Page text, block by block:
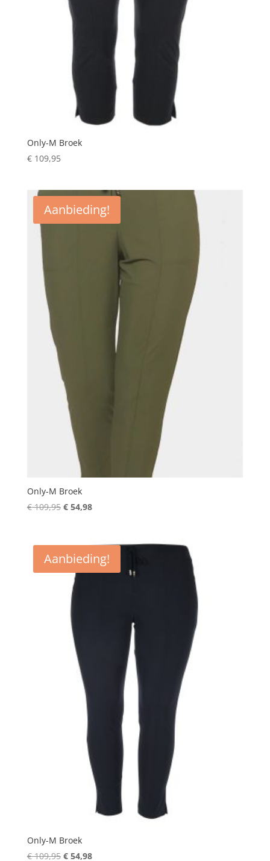
Only-M Broek
€109,95
Aanbieding!
Only-M Broek
€109,95 Oorspronkelijke
€ 109,95.
€54,98Huidige
€ 54,98.
Aanbieding!
Only-M Broek
€109,95 Oorspronkelijke
€54,98Huidige